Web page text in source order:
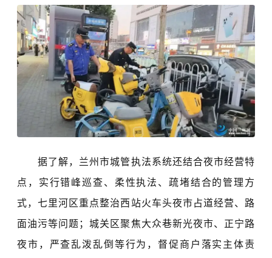
据了解，兰州市城管执法系统还结合夜市经营特
点，实行错峰巡查、柔性执法、疏堵结合的管理方
式，七里河区重点整治西站火车头夜市占道经营、路
面油污等问题；城关区聚焦大众巷新光夜市、正宁路
夜市，严查乱泼乱倒等行为，督促商户落实主体责